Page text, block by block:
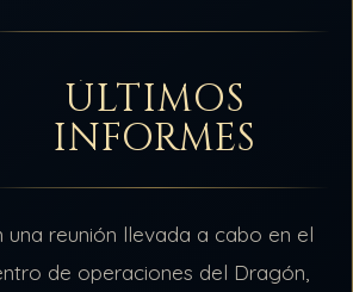
ÚLTIMOS
INFORMES
una reunión llevada a cabo en el
de operaciones del Dragón,